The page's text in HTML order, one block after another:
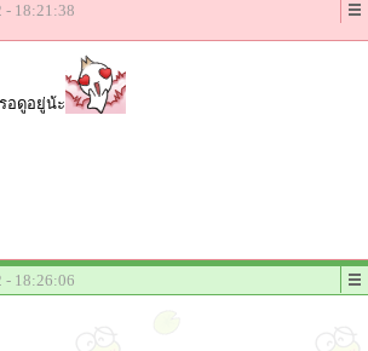
- 18:21:38
อดูอยู่น้ะ
- 18:26:06